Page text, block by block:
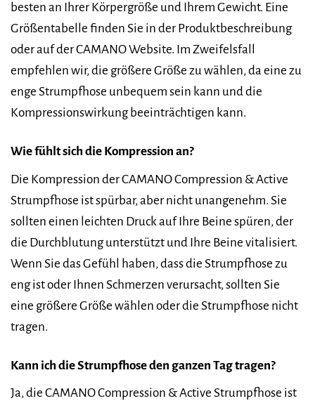
besten an Ihrer Körpergröße und Ihrem Gewicht. Eine
Größentabelle finden Sie in der Produktbeschreibung
oder auf der CAMANO Website. Im Zweifelsfall
empfehlen wir, die größere Größe zu wählen, da eine zu
enge Strumpfhose unbequem sein kann und die
Kompressionswirkung beeinträchtigen kann.
Wie fühlt sich die Kompression an?
Die Kompression der CAMANO Compression & Active
Strumpfhose ist spürbar, aber nicht unangenehm. Sie
sollten einen leichten Druck auf Ihre Beine spüren, der
die Durchblutung unterstützt und Ihre Beine vitalisiert.
Wenn Sie das Gefühl haben, dass die Strumpfhose zu
eng ist oder Ihnen Schmerzen verursacht, sollten Sie
eine größere Größe wählen oder die Strumpfhose nicht
tragen.
Kann ich die Strumpfhose den ganzen Tag tragen?
Ja, die CAMANO Compression & Active Strumpfhose ist